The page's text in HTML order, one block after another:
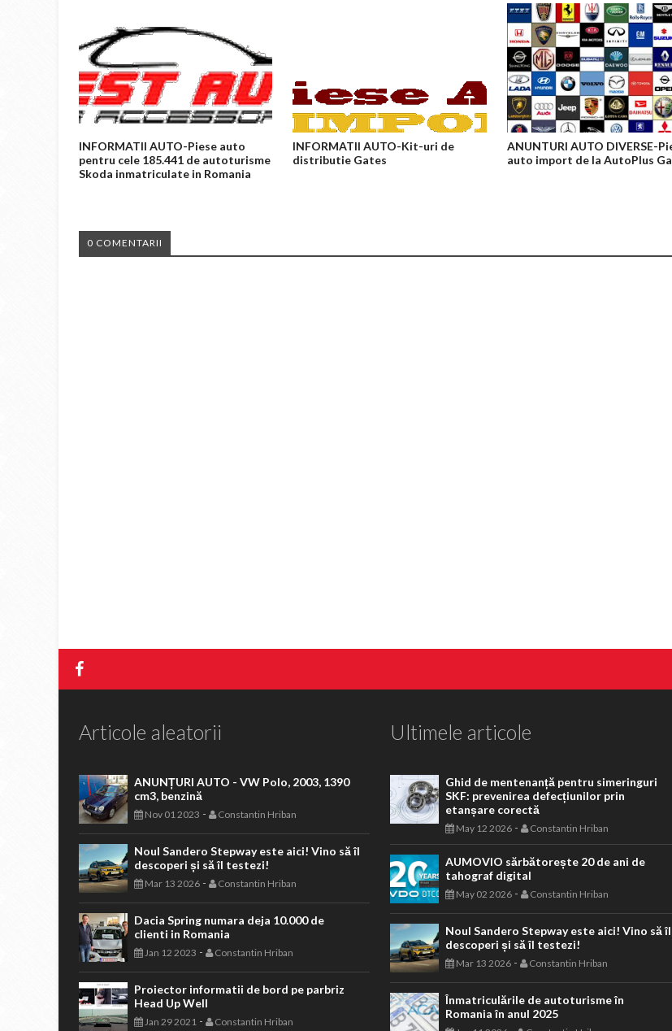
INFORMATII AUTO-Piese auto
pentru cele 185.441 de autoturisme
Skoda inmatriculate in Romania
INFORMATII AUTO-Kit-uri de
distributie Gates
ANUNTURI AUTO DIVERSE-
auto import de la AutoPlus
0 COMENTARII
Articole aleatorii
ANUNȚURI AUTO - VW Polo, 2003, 1390
cm3, benzină
Nov 01 2023 - Constantin Hriban
Noul Sandero Stepway este aici! Vino să îl
descoperi și să îl testezi!
Mar 13 2026 - Constantin Hriban
Dacia Spring numara deja 10.000 de
clienti in Romania
Jan 12 2023 - Constantin Hriban
Proiector informatii de bord pe parbriz
Head Up Well
Jan 29 2021 - Constantin Hriban
Ultimele articole
Ghid de mentenanță pentru simeringuri
SKF: prevenirea defecțiunilor prin
etanșare corectă
May 12 2026 - Constantin Hriban
AUMOVIO sărbătorește 20 de ani de
tahograf digital
May 02 2026 - Constantin Hriban
Noul Sandero Stepway este aici! Vino să îl
descoperi și să îl testezi!
Mar 13 2026 - Constantin Hriban
Înmatriculările de autoturisme în
Romania în anul 2025